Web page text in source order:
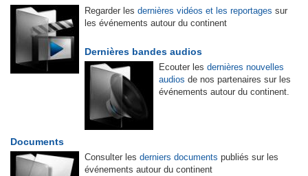
Regarder les dernières vidéos et les reportages sur
les événements autour du continent
Dernières bandes audios
Ecouter les dernières nouvelles
audios de nos partenaires sur les
événements autour du continent.
Documents
Consulter les derniers documents publiés sur les
événements autour du continent